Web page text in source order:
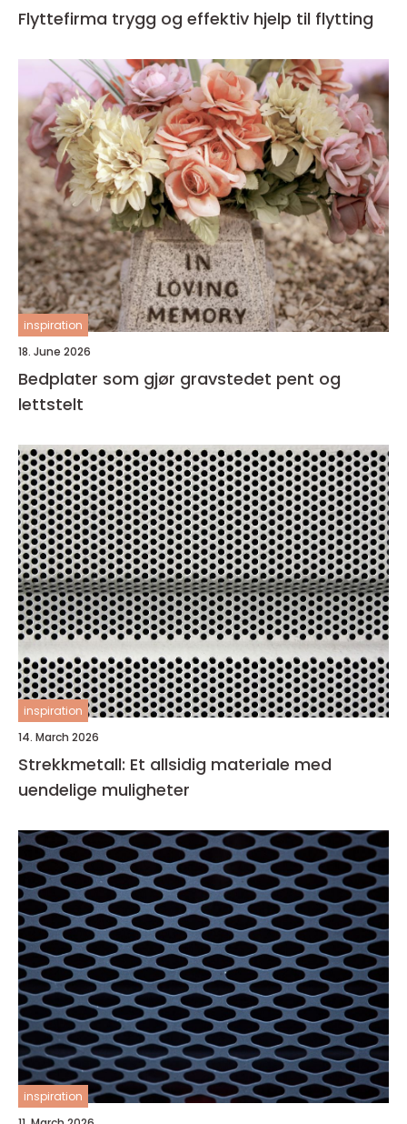
Flyttefirma trygg og effektiv hjelp til flytting
inspiration
18. June 2026
Bedplater som gjør gravstedet pent og
lettstelt
inspiration
14. March 2026
Strekkmetall: Et allsidig materiale med
uendelige muligheter
inspiration